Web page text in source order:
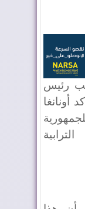
رئيس
أونانغا